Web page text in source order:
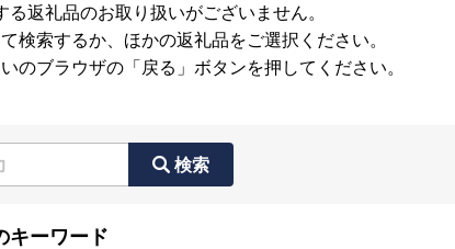
返礼品のお取り扱いがございません。
検索するか、ほかの返礼品をご選択ください。
のブラウザの「戻る」ボタンを押してください。
検索
キーワード